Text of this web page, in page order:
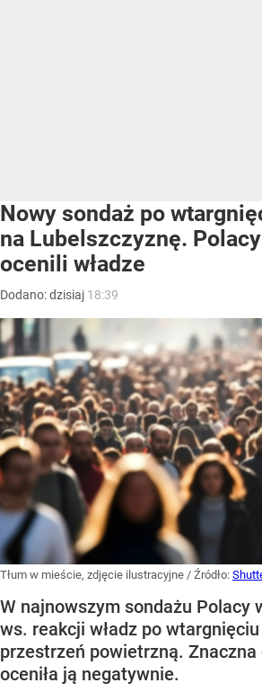
Nowy sondaż po
na Lubelszczyznę.
ocenili władze
Dodano:dzisiaj 18:39
Tłum w mieście, zdjęcie ilustracyjne / Źródło:
W najnowszym sondażu Polacy
ws. reakcji władz po
przestrzeń powietrzną. Znaczna
oceniła ją negatywnie.